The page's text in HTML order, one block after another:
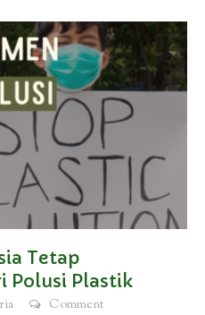
Tetap
Polusi Plastik
Comment